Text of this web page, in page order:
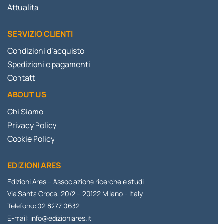
Attualità
SERVIZIO CLIENTI
Condizioni d’acquisto
Spedizioni e pagamenti
Contatti
ABOUT US
Chi Siamo
Privacy Policy
Cookie Policy
EDIZIONI ARES
Edizioni Ares – Associazione ricerche e studi
Via Santa Croce, 20/2 – 20122 Milano – Italy
Telefono: 02 8277 0632
E-mail: info@edizioniares.it